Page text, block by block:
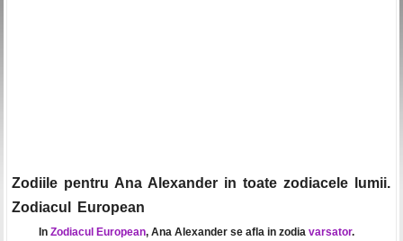
Zodiile pentru Ana Alexander in toate zodiacele lumii.
Zodiacul European
In Zodiacul European, Ana Alexander se afla in zodia varsator.